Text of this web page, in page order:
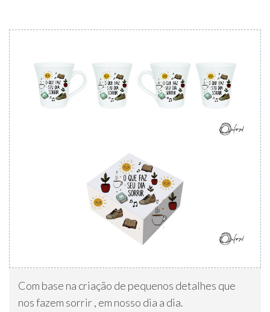
Com base na criação de pequenos detalhes que
nos fazem sorrir , em nosso dia a dia.